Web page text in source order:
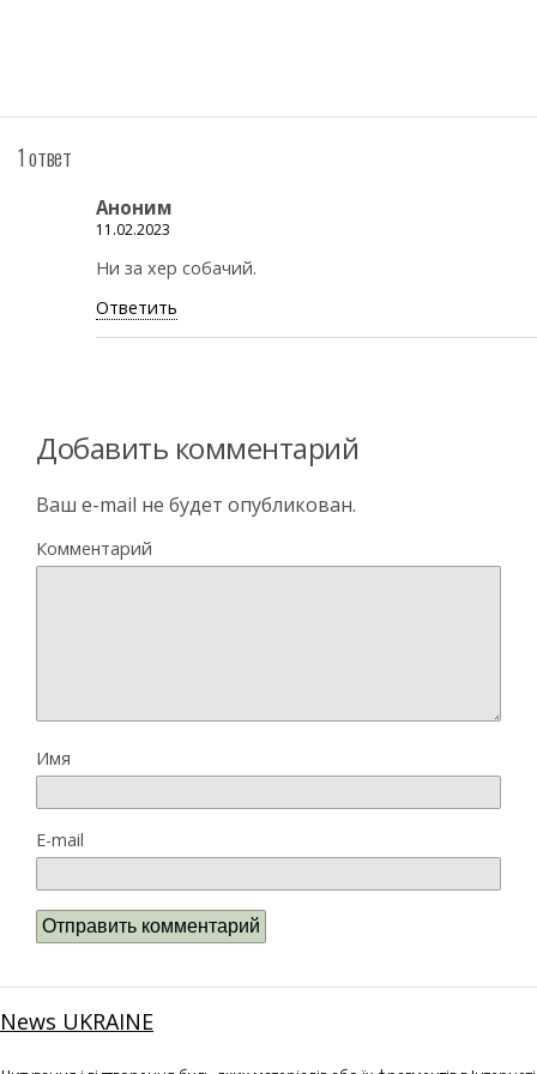
1 ответ
Аноним
11.02.2023
Ни за хер собачий.
Ответить
Добавить комментарий
Ваш e-mail не будет опубликован.
Комментарий
Имя
E-mail
News UKRAINE